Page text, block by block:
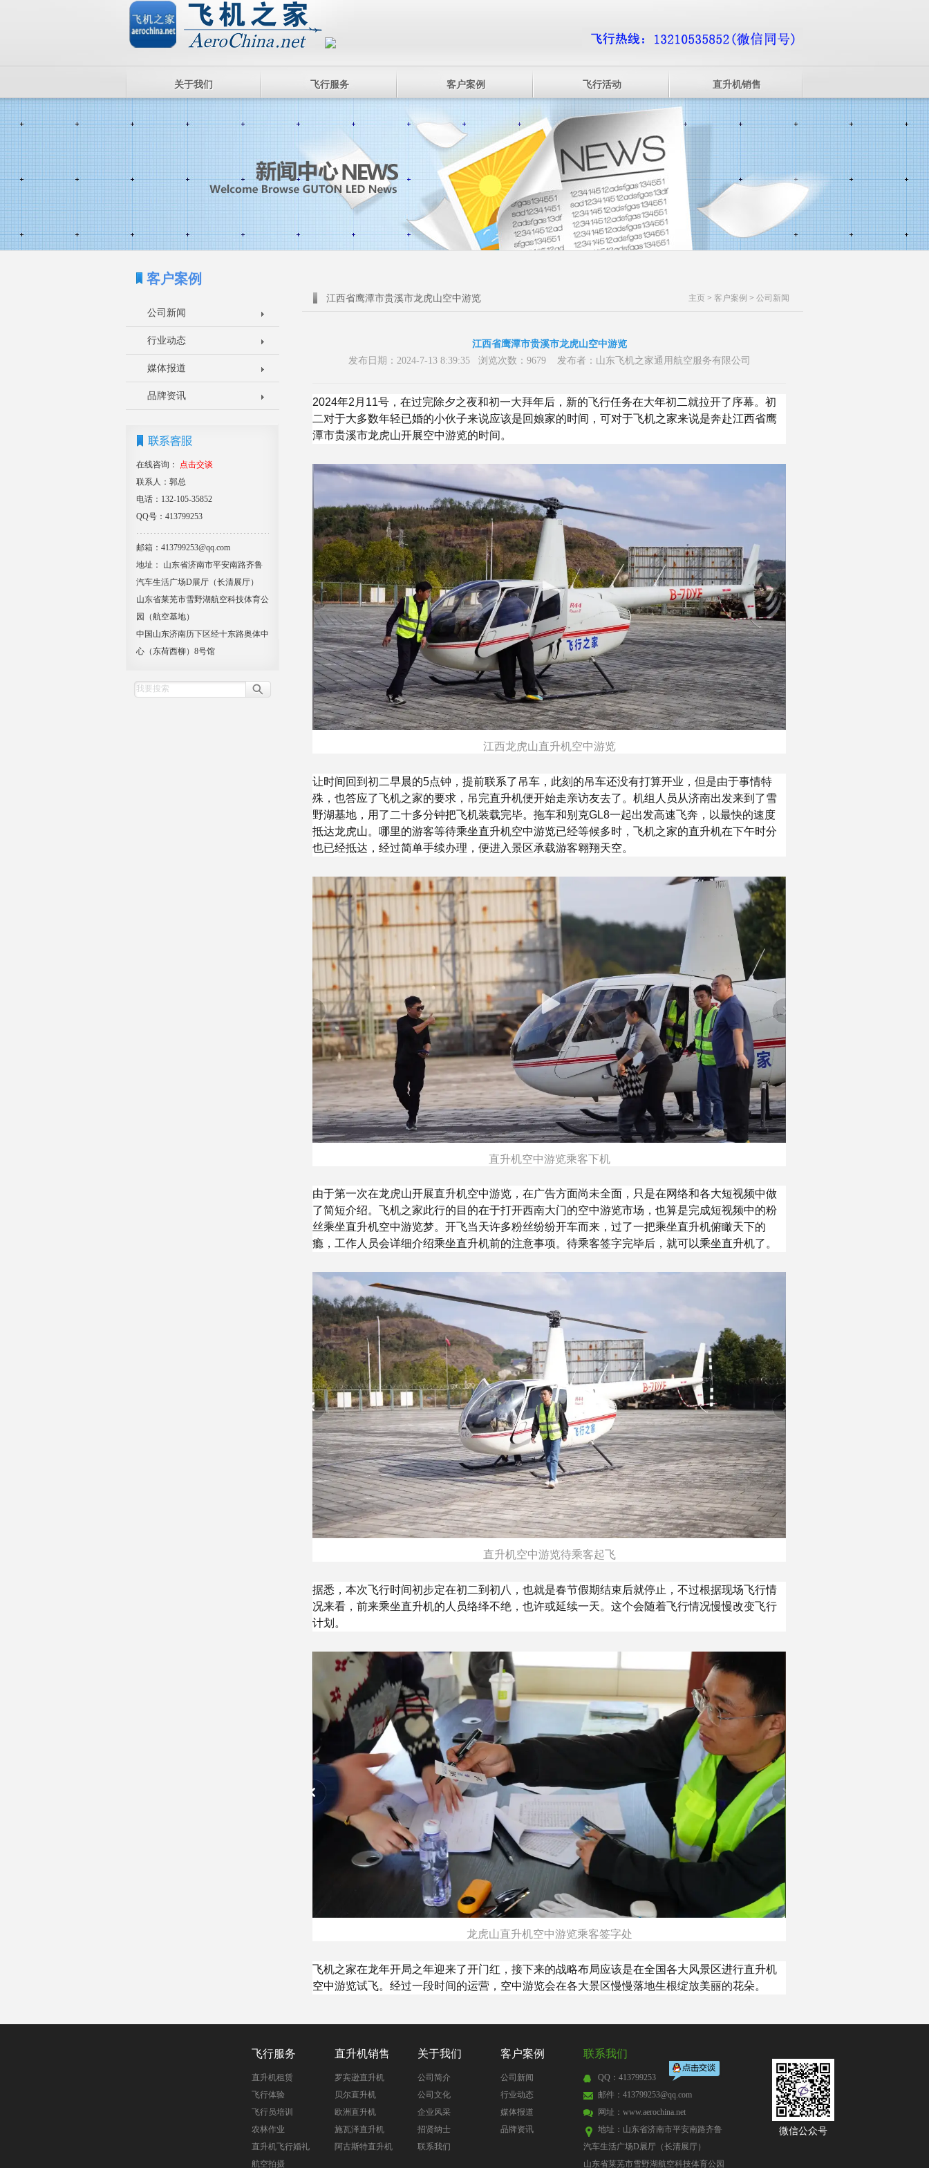
关于我们 飞行服务 客户案例 飞行活动 直升机销售
客户案例
公司新闻
行业动态
媒体报道
品牌资讯
在线咨询：
点击交谈
联系人：郭总
电话：132-105-35852
QQ号：413799253
邮箱：413799253@qq.com
地址： 山东省济南市平安南路齐鲁
汽车生活广场D展厅（长清展厅）
山东省莱芜市雪野湖航空科技体育公
园（航空基地）
中国山东济南历下区经十东路奥体中
心（东荷西柳）8号馆
主页 > 客户案例 > 公司新闻
江西省鹰潭市贵溪市龙虎山空中游览
江西省鹰潭市贵溪市龙虎山空中游览
发布日期：2024-7-13 8:39:35 浏览次数：9679 发布者：山东飞机之家通用航空服务有限公司
2024年2月11号，在过完除夕之夜和初一大拜年后，新的飞行任务在大年初二就拉开了序幕。初
二对于大多数年轻已婚的小伙子来说应该是回娘家的时间，可对于飞机之家来说是奔赴江西省鹰
潭市贵溪市龙虎山开展空中游览的时间。
江西龙虎山直升机空中游览
让时间回到初二早晨的5点钟，提前联系了吊车，此刻的吊车还没有打算开业，但是由于事情特
殊，也答应了飞机之家的要求，吊完直升机便开始走亲访友去了。机组人员从济南出发来到了雪
野湖基地，用了二十多分钟把飞机装载完毕。拖车和别克GL8一起出发高速飞奔，以最快的速度
抵达龙虎山。哪里的游客等待乘坐直升机空中游览已经等候多时，飞机之家的直升机在下午时分
也已经抵达，经过简单手续办理，便进入景区承载游客翱翔天空。
直升机空中游览乘客下机
由于第一次在龙虎山开展直升机空中游览，在广告方面尚未全面，只是在网络和各大短视频中做
了简短介绍。飞机之家此行的目的在于打开西南大门的空中游览市场，也算是完成短视频中的粉
丝乘坐直升机空中游览梦。开飞当天许多粉丝纷纷开车而来，过了一把乘坐直升机俯瞰天下的
瘾，工作人员会详细介绍乘坐直升机前的注意事项。待乘客签字完毕后，就可以乘坐直升机了。
直升机空中游览待乘客起飞
据悉，本次飞行时间初步定在初二到初八，也就是春节假期结束后就停止，不过根据现场飞行情
况来看，前来乘坐直升机的人员络绎不绝，也许或延续一天。这个会随着飞行情况慢慢改变飞行
计划。
龙虎山直升机空中游览乘客签字处
飞机之家在龙年开局之年迎来了开门红，接下来的战略布局应该是在全国各大风景区进行直升机
空中游览试飞。经过一段时间的运营，空中游览会在各大景区慢慢落地生根绽放美丽的花朵。
飞行服务
直升机租赁
飞行体验
飞行员培训
农林作业
直升机飞行婚礼
航空拍摄
直升机销售
罗宾逊直升机
贝尔直升机
欧洲直升机
施瓦泽直升机
阿古斯特直升机
关于我们
公司简介
公司文化
企业风采
招贤纳士
联系我们
客户案例
公司新闻
行业动态
媒体报道
品牌资讯
联系我们
QQ：413799253
邮件：413799253@qq.com
网址： www.aerochina.net
地址：山东省济南市平安南路齐鲁
汽车生活广场D展厅（长清展厅）
山东省莱芜市雪野湖航空科技体育公园
微信公众号